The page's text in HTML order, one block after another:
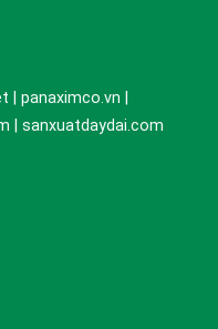
panaximco.vn |
| sanxuatdaydai.com